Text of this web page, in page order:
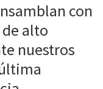
con
alto
nuestros